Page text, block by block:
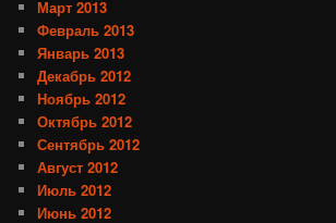
Март 2013
Февраль 2013
Январь 2013
Декабрь 2012
Ноябрь 2012
Октябрь 2012
Сентябрь 2012
Август 2012
Июль 2012
Июнь 2012